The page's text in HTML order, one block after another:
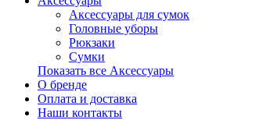
Аксессуары для сумок
Головные уборы
Рюкзаки
Сумки
Показать все Аксессуары
О бренде
Оплата и доставка
Наши контакты